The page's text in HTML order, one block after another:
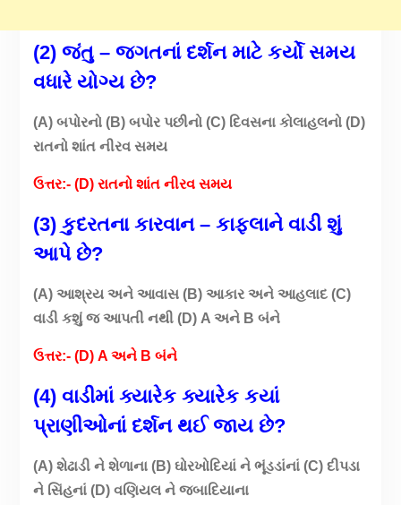
(2) જંતુ – જગતનાં દર્શન માટે કર્યો સમય
વધારે યોગ્ય છે?
(A) બપોરનો (B) બપોર પછીનો (C) દિવસના કોલાહલનો (D)
રાતનો શાંત નીરવ સમય
ઉત્તર:- (D) રાતનો શાંત નીરવ સમય
(3) કુદરતના કારવાન – કાફલાને વાડી શું
આપે છે?
(A) આશ્રય અને આવાસ (B) આકાર અને આહલાદ (C)
વાડી કશું જ આપતી નથી (D) A અને B બંને
ઉત્તર:- (D) A અને B બંને
(4) વાડીમાં ક્યારેક ક્યારેક કયાં
પ્રાણીઓનાં દર્શન થઈ જાય છે?
(A) શેઢાડી ને શેળાના (B) ઘોરખોદિયાં ને ભૂંડડાંનાં (C) દીપડા
ને સિંહનાં (D) વણિયલ ને જબાદિયાના